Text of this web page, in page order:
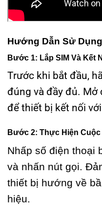
Hướng Dẫn Sử
Bước 1: Lắp SIM Và Kết
Trước khi bắt đầu,
đúng và đầy đủ. Mở
để thiết bị kết nối
Bước 2: Thực Hiện Cuộc
Nhấp số điện thoại
và nhấn nút gọi.
thiết bị hướng về
hiệu.